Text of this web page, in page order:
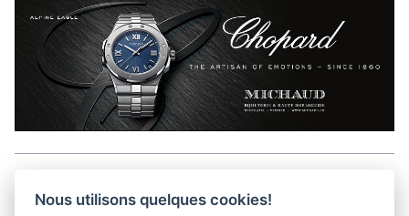
Nous utilisons quelques cookies!